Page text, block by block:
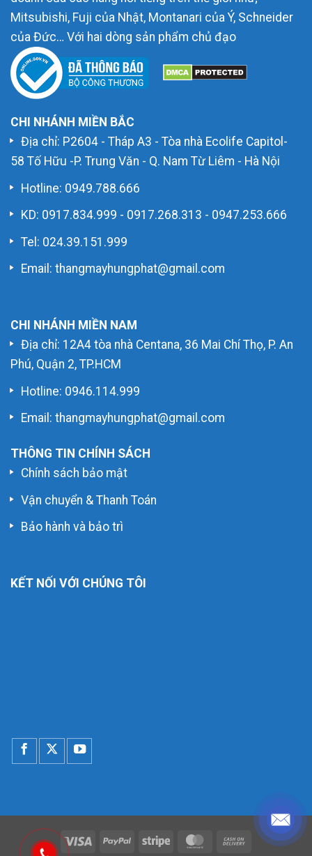
Mitsubishi, Fuji của Nhật, Montanari của Ý, Schneider
của Đức… Với hai dòng sản phẩm chủ đạo
CHI NHÁNH MIỀN BẮC
Địa chỉ: P2604 - Tháp A3 - Tòa nhà Ecolife Capitol-
58 Tố Hữu -P. Trung Văn - Q. Nam Từ Liêm - Hà Nội
Hotline: 0949.788.666
KD: 0917.834.999 - 0917.268.313 - 0947.253.666
Tel: 024.39.151.999
Email: thangmayhungphat@gmail.com
CHI NHÁNH MIỀN NAM
Địa chỉ: 12A4 tòa nhà Centana, 36 Mai Chí Thọ, P. An
Phú, Quận 2, TP.HCM
Hotline: 0946.114.999
Email: thangmayhungphat@gmail.com
THÔNG TIN CHÍNH SÁCH
Chính sách bảo mật
Vận chuyển & Thanh Toán
Bảo hành và bảo trì
KẾT NỐI VỚI CHÚNG TÔI
Visa PayPal Stripe MasterCard
Cash